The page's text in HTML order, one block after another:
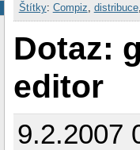
Štítky: Compiz distribuce
Dotaz:
editor
9.2.2007